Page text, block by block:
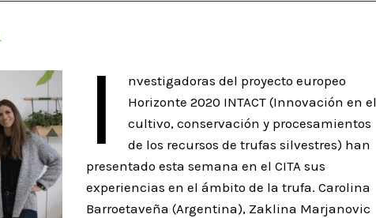
I
nvestigadoras del proyecto europeo
Horizonte 2020 INTACT (Innovación en el
cultivo, conservación y procesamientos
de los recursos de trufas silvestres) han
presentado esta semana en el CITA sus
experiencias en el ámbito de la trufa. Carolina
Barroetaveña (Argentina), Zaklina Marjanovic